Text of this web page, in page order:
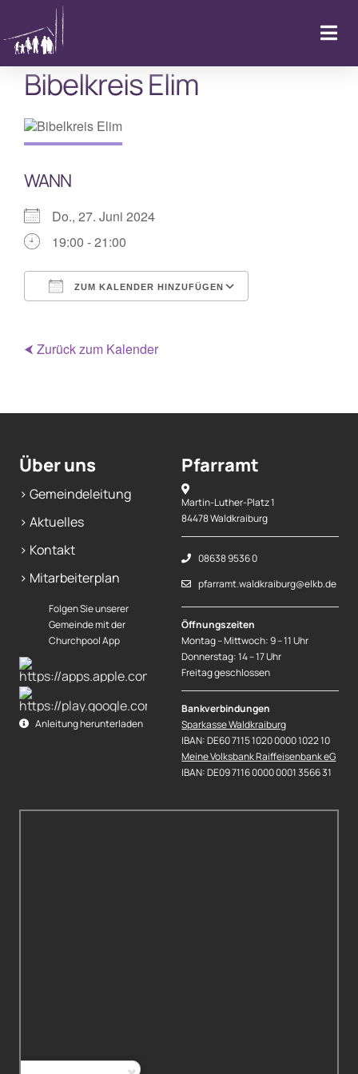
Inhalt
springen
Bibelkreis Elim
WANN
Do., 27. Juni 2024
19:00 - 21:00
ZUM KALENDER HINZUFÜGEN
⮜ Zurück zum Kalender
Über uns
> Gemeindeleitung
> Aktuelles
> Kontakt
> Mitarbeiterplan
Folgen Sie unserer
Gemeinde mit der
Churchpool App
Anleitung herunterladen
Pfarramt
Martin-Luther-Platz 1
84478 Waldkraiburg
08638 9536 0
pfarramt.waldkraiburg@elkb.de
Öffnungszeiten
Montag – Mittwoch: 9 – 11 Uhr
Donnerstag: 14 – 17 Uhr
Freitag geschlossen
Bankverbindungen
Sparkasse Waldkraiburg
IBAN: DE60 7115 1020 0000 1022 10
Meine Volksbank Raiffeisenbank eG
IBAN: DE09 7116 0000 0001 3566 31